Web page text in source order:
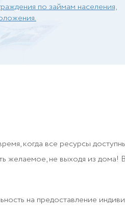
по займам населения,
когда все ресурсы
не выходя из
на предоставление